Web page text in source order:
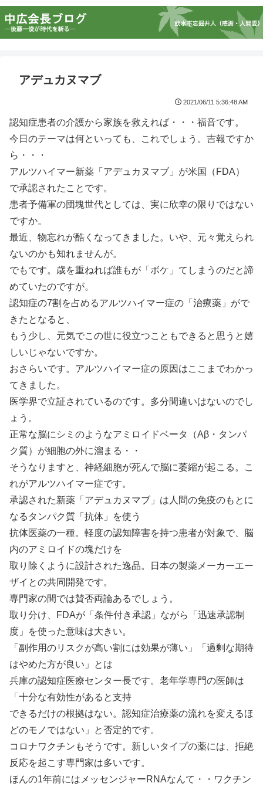
アデュカヌマブ
2021/06/11 5:36:48 AM
認知症患者の介護から家族を救えれば・・・福音です。
今日のテーマは何といっても、これでしょう。吉報ですか
ら・・・
アルツハイマー新薬「アデュカヌマブ」が米国（FDA）
で承認されたことです。
患者予備軍の団塊世代としては、実に欣幸の限りではない
ですか。
最近、物忘れが酷くなってきました。いや、元々覚えられ
ないのかも知れませんが。
でもです。歳を重ねれば誰もが「ボケ」てしまうのだと諦
めていたのですが。
認知症の7割を占めるアルツハイマー症の「治療薬」がで
きたとなると、
もう少し、元気でこの世に役立つこともできると思うと嬉
しいじゃないですか。
おさらいです。アルツハイマー症の原因はここまでわかっ
てきました。
医学界で立証されているのです。多分間違いはないのでし
ょう。
正常な脳にシミのようなアミロイドベータ（Aβ・タンパ
ク質）が細胞の外に溜まる・・
そうなりますと、神経細胞が死んで脳に萎縮が起こる。こ
れがアルツハイマー症です。
承認された新薬「アデュカヌマブ」は人間の免疫のもとに
なるタンパク質「抗体」を使う
抗体医薬の一種。軽度の認知障害を持つ患者が対象で、脳
内のアミロイドの塊だけを
取り除くように設計された逸品。日本の製薬メーカーエー
ザイとの共同開発です。
専門家の間では賛否両論あるでしょう。
取り分け、FDAが「条件付き承認」ながら「迅速承認制
度」を使った意味は大きい。
「副作用のリスクが高い割には効果が薄い」「過剰な期待
はやめた方が良い」とは
兵庫の認知症医療センター長です。老年学専門の医師は
「十分な有効性があると支持
できるだけの根拠はない。認知症治療薬の流れを変えるほ
どのモノではない」と否定的です。
コロナワクチンもそうです。新しいタイプの薬には、拒絶
反応を起こす専門家は多いです。
ほんの1年前にはメッセンジャーRNAなんて・・ワクチン